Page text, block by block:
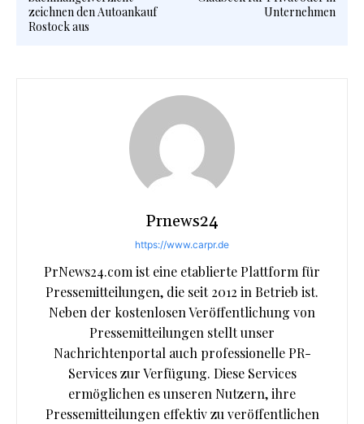
zeichnen den Autoankauf
Rostock aus
Unternehmen
Prnews24
https://www.carpr.de
PrNews24.com ist eine etablierte Plattform für
Pressemitteilungen, die seit 2012 in Betrieb ist.
Neben der kostenlosen Veröffentlichung von
Pressemitteilungen stellt unser
Nachrichtenportal auch professionelle PR-
Services zur Verfügung. Diese Services
ermöglichen es unseren Nutzern, ihre
Pressemitteilungen effektiv zu veröffentlichen